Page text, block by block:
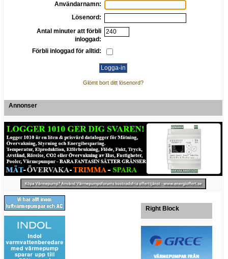
Användarnamn:
Lösenord:
Antal minuter att förbli
inloggad:
Förbli inloggad för alltid:
Glömt bort ditt lösenord?
Annonser
Right Block